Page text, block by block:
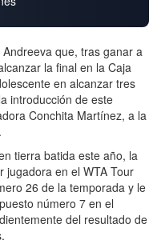
que, tras ganar a
la final en la Caja
en alcanzar tres
introducción de este
Conchita Martínez, a la
tierra batida este año, la
jugadora en el WTA Tour
26 de la temporada y le
número 7 en el
del resultado de